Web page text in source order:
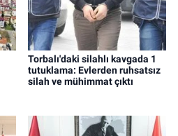
Torbalı'daki silahlı kavgada 1
tutuklama: Evlerden ruhsatsız
silah ve mühimmat çıktı